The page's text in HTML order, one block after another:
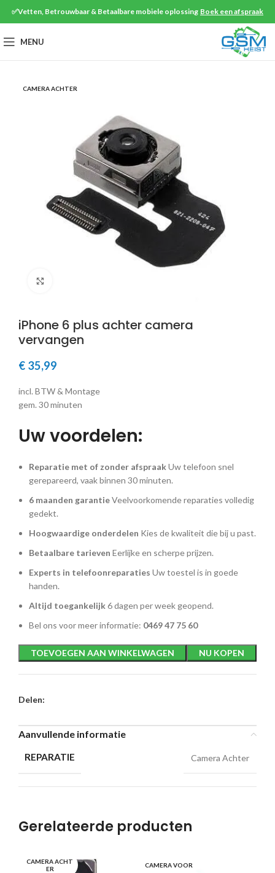
✅Vetten, Betrouwbaar & Betaalbare mobiele oplossing Boek een afspraak
MENU
CAMERA ACHTER
iPhone 6 plus achter camera
vervangen
€ 35,99
incl. BTW & Montage
gem. 30 minuten
Uw voordelen:
Reparatie met of zonder afspraakUw telefoon snel
gerepareerd, vaak binnen 30 minuten.
6 maanden garantieVeelvoorkomende reparaties volledig
gedekt.
Hoogwaardige onderdelen Kies de kwaliteit die bij u past.
Betaalbare tarieven Eerlijke en scherpe prijzen.
Experts in telefoonreparaties Uw toestel is in goede
handen.
Altijd toegankelijk6 dagen per week geopend.
Bel ons voor meer informatie: 0469 47 75 60
TOEVOEGEN AAN WINKELWAGEN NU KOPEN
Delen:
Aanvullende informatie
REPARATIE Camera Achter
Gerelateerde producten
CAMERA ACHT
ER
CAMERA VOOR